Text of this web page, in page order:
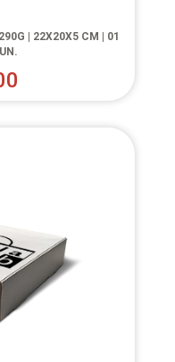
| 22X20X5 CM | 01